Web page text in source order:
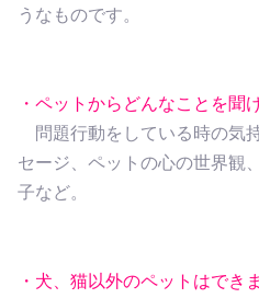
うなものです。
・ペットからどんなことを聞
問題行動をしている時の気
セージ、ペットの心の世界観
子など。
・犬、猫以外のペットはでき